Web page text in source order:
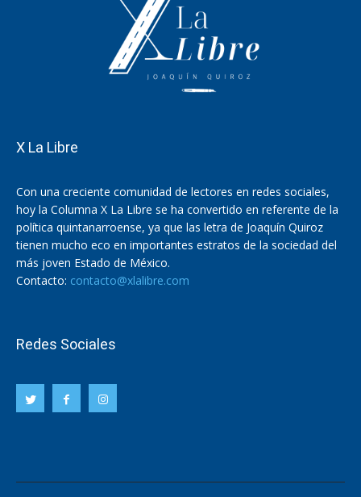
X La Libre
Con una creciente comunidad de lectores en redes sociales,
hoy la Columna X La Libre se ha convertido en referente de la
política quintanarroense, ya que las letra de Joaquín Quiroz
tienen mucho eco en importantes estratos de la sociedad del
más joven Estado de México.
Contacto: contacto@xlalibre.com
Redes Sociales